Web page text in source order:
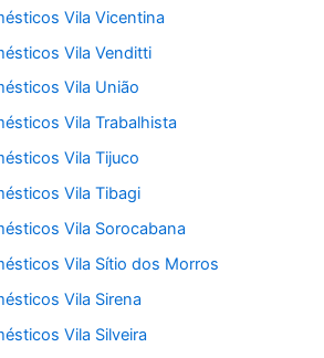
Vila Vicentina
Vila Venditti
Vila União
Vila Trabalhista
Vila Tijuco
Vila Tibagi
Vila Sorocabana
Vila Sítio dos Morros
Vila Sirena
Vila Silveira